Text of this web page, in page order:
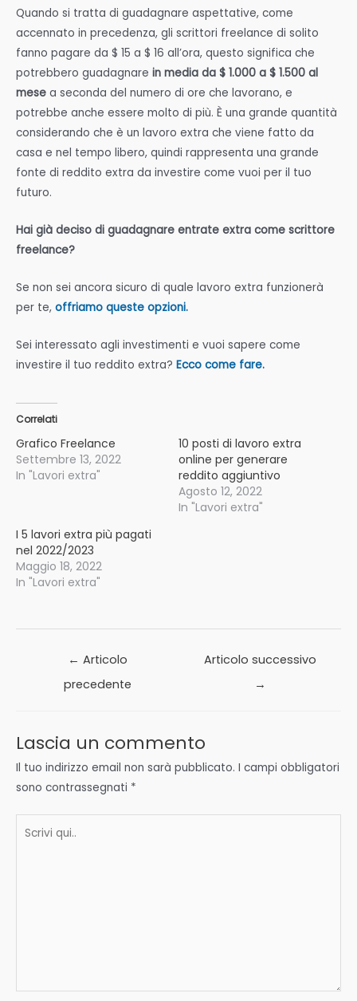
Quando si tratta di guadagnare aspettative, come
accennato in precedenza, gli scrittori freelance di solito
fanno pagare da $ 15 a $ 16 all’ora, questo significa che
potrebbero guadagnare in media da $ 1.000 a $ 1.500 al
mese a seconda del numero di ore che lavorano, e
potrebbe anche essere molto di più. È una grande quantità
considerando che è un lavoro extra che viene fatto da
casa e nel tempo libero, quindi rappresenta una grande
fonte di reddito extra da investire come vuoi per il tuo
futuro.
Hai già deciso di guadagnare entrate extra come scrittore
freelance?
Se non sei ancora sicuro di quale lavoro extra funzionerà
per te, offriamo queste opzioni.
Sei interessato agli investimenti e vuoi sapere come
investire il tuo reddito extra? Ecco come fare.
Correlati
Grafico Freelance
Settembre 13, 2022
In "Lavori extra"
10 posti di lavoro extra
online per generare
reddito aggiuntivo
Agosto 12, 2022
In "Lavori extra"
I 5 lavori extra più pagati
nel 2022/2023
Maggio 18, 2022
In "Lavori extra"
← Articolo
precedente
Articolo successivo
→
Lascia un commento
Il tuo indirizzo email non sarà pubblicato. I campi obbligatori
sono contrassegnati *